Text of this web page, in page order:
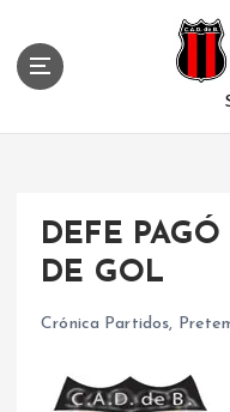
DEFE
DE GOL
Crónica Partidos,